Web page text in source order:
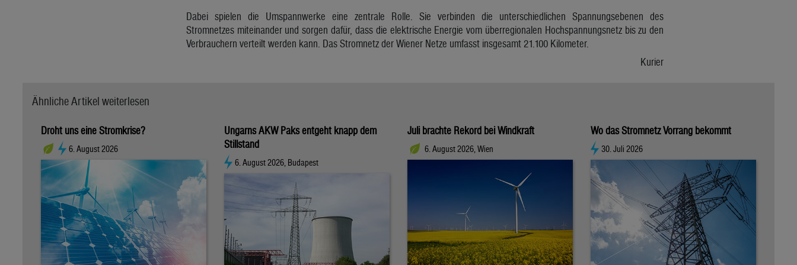
Dabei spielen die Umspannwerke eine zentrale Rolle. Sie verbinden die unterschiedlichen Spannungsebenen des
Stromnetzes miteinander und sorgen dafür, dass die elektrische Energie vom überregionalen Hochspannungsnetz bis zu den
Verbrauchern verteilt werden kann. Das Stromnetz der Wiener Netze umfasst insgesamt 21.100 Kilometer.
Kurier
Ähnliche Artikel weiterlesen
Droht uns eine Stromkrise?
6. August 2026
Ungarns AKW Paks entgeht knapp dem
Stillstand
6. August 2026, Budapest
Juli brachte Rekord bei Windkraft
6. August 2026, Wien
Wo das Stromnetz Vorrang bekommt
30. Juli 2026